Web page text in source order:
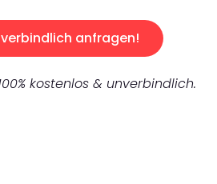
anfragen!
kostenlos & unverbindlich.